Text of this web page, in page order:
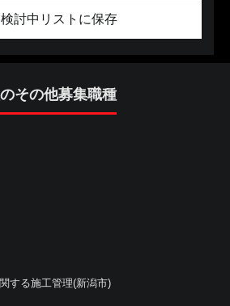
検討中リストに保存
その他募集職種
する施工管理(新潟市)